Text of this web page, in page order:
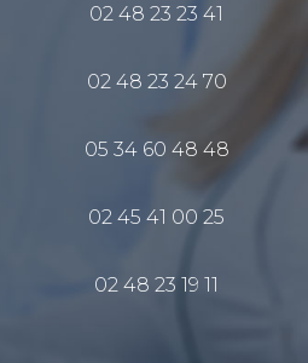
02 48 23 23 41
02 48 23 24 70
05 34 60 48 48
02 45 41 00 25
02 48 23 19 11